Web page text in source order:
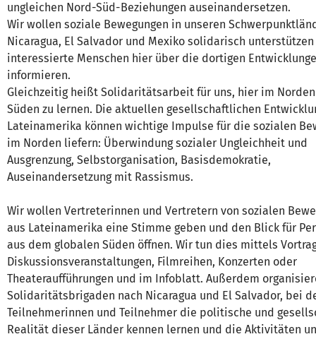
ungleichen Nord-Süd-Beziehungen auseinandersetzen.
Wir wollen soziale Bewegungen in unseren
Nicaragua, El Salvador und Mexiko solidarisch
interessierte Menschen hier über die dortigen
informieren.
Gleichzeitig heißt Solidaritätsarbeit für uns, hier im
Süden zu lernen. Die aktuellen gesellschaftlichen
Lateinamerika können wichtige Impulse für die sozialen
im Norden liefern: Überwindung sozialer Ungleichheit und
Ausgrenzung, Selbstorganisation, Basisdemokratie,
Auseinandersetzung mit Rassismus.
Wir wollen Vertreterinnen und Vertretern von sozialen
aus Lateinamerika eine Stimme geben und den Blick für
aus dem globalen Süden öffnen. Wir tun dies mittels
Diskussionsveranstaltungen, Filmreihen, Konzerten oder
Theateraufführungen und im Infoblatt. Außerdem
Solidaritätsbrigaden nach Nicaragua und El Salvador, bei
Teilnehmerinnen und Teilnehmer die politische und
Realität dieser Länder kennen lernen und die Aktivitäten